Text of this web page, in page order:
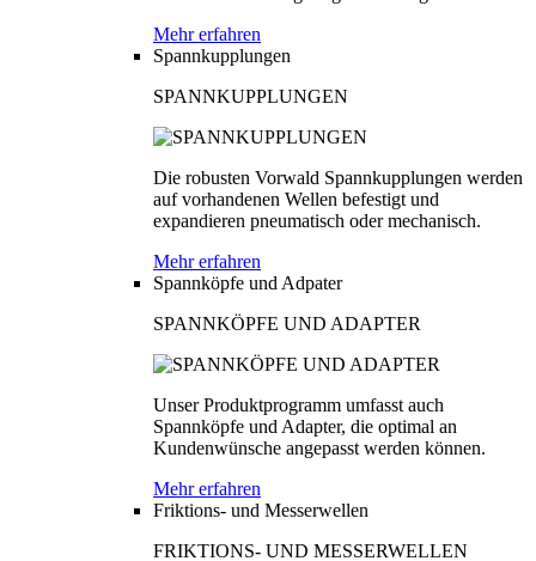
Mehr erfahren
Spannkupplungen
SPANNKUPPLUNGEN
Die robusten Vorwald Spannkupplungen werden
auf vorhandenen Wellen befestigt und
expandieren pneumatisch oder mechanisch.
Mehr erfahren
Spannköpfe und Adpater
SPANNKÖPFE UND ADAPTER
Unser Produktprogramm umfasst auch
Spannköpfe und Adapter, die optimal an
Kundenwünsche angepasst werden können.
Mehr erfahren
Friktions- und Messerwellen
FRIKTIONS- UND MESSERWELLEN